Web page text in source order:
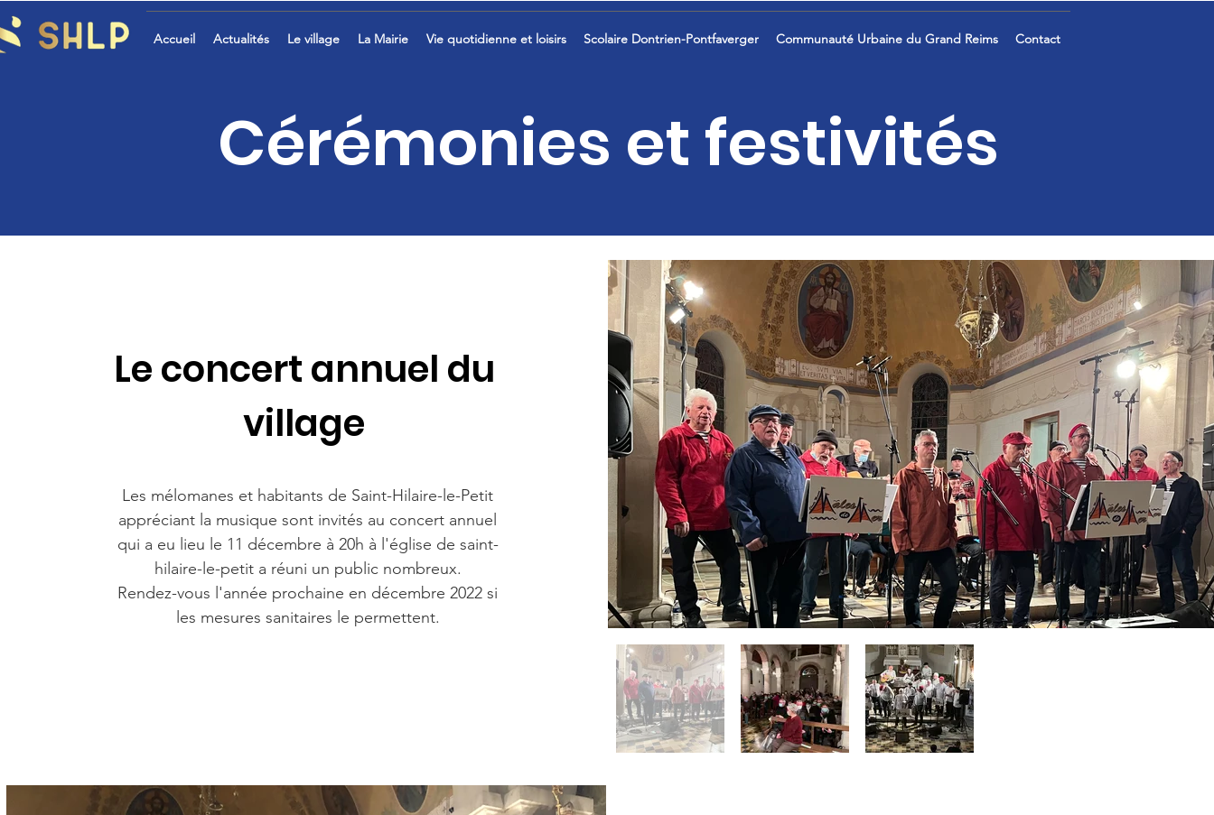
Accueil Actualités Le village La Mairie Vie quotidienne et loisirs Scolaire Dontrien-Pontfaverger Communauté Urbaine du Grand Reims Contact
Cérémonies et festivités
Le concert annuel du
village
Les mélomanes et habitants de Saint-Hilaire-le-Petit
appréciant la musique sont invités au concert annuel
qui a eu lieu le 11 décembre à 20h à l'église de saint-
hilaire-le-petit a réuni un public nombreux.
Rendez-vous l'année prochaine en décembre 2022 si
les mesures sanitaires le permettent.